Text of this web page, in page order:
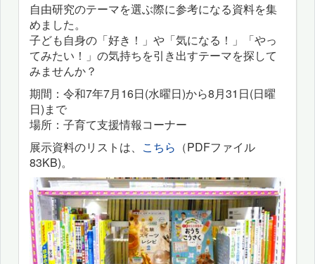
自由研究のテーマを選ぶ際に参考になる資料を集
めました。
子ども自身の「好き！」や「気になる！」「やっ
てみたい！」の気持ちを引き出すテーマを探して
みませんか？
期間：令和7年7月16日(水曜日)から8月31日(日曜
日)まで
場所：子育て支援情報コーナー
展示資料のリストは、 こちら （PDFファイル
83KB)。